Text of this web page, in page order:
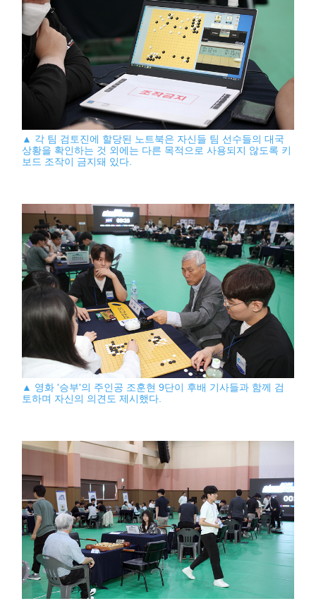
▲ 각 팀 검토진에 할당된 노트북은 자신들 팀 선수들의 대국
상황을 확인하는 것 외에는 다른 목적으로 사용되지 않도록 키
보드 조작이 금지돼 있다.
▲ 영화 '승부'의 주인공 조훈현 9단이 후배 기사들과 함께 검
토하며 자신의 의견도 제시했다.